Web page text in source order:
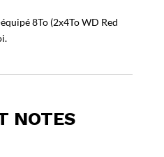
8To (2x4To WD Red
NOTES